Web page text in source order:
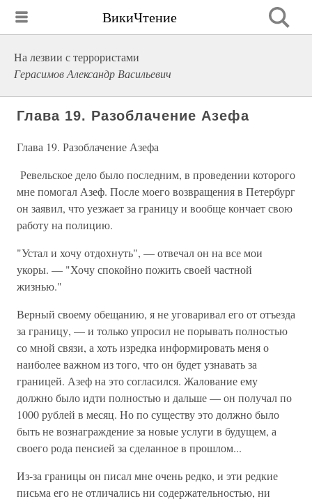
ВикиЧтение
На лезвии с террористами
Герасимов Александр Васильевич
Глава 19. Разоблачение Азефа
Глава 19. Разоблачение Азефа
Ревельское дело было последним, в проведении которого
мне помогал Азеф. После моего возвращения в Петербург
он заявил, что уезжает за границу и вообще кончает свою
работу на полицию.
"Устал и хочу отдохнуть", — отвечал он на все мои
укоры. — "Хочу спокойно пожить своей частной
жизнью."
Верный своему обещанию, я не уговаривал его от отъезда
за границу, — и только упросил не порывать полностью
со мной связи, а хоть изредка информировать меня о
наиболее важном из того, что он будет узнавать за
границей. Азеф на это согласился. Жалование ему
должно было идти полностью и дальше — он получал по
1000 рублей в месяц. Но по существу это должно было
быть не вознаграждение за новые услуги в будущем, а
своего рода пенсией за сделанное в прошлом...
Из-за границы он писал мне очень редко, и эти редкие
письма его не отличались ни содержательностью, ни